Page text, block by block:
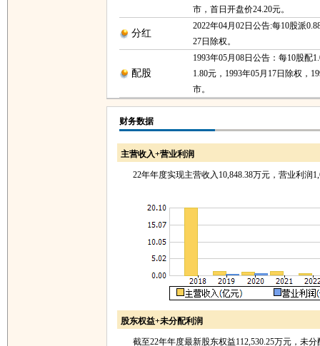
市，首日开盘价24.20元。
分红
2022年04月02日公告:每10股派
27日除权。
配股
1993年05月08日公告：每10股配
1.80元，1993年05月17日除权，
市。
财务数据
主营收入+营业利润
22年年度实现主营收入10,848.38万元，营业利润
股东权益+未分配利润
截至22年年度最新股东权益112,530.25万元，未分